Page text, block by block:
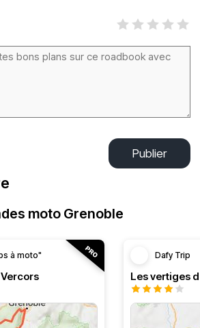
Publier
moto Grenoble
à moto" Dafy Trip
Les vertiges